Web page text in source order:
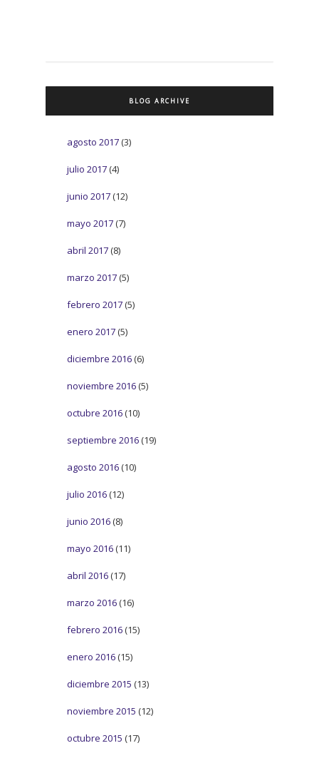
BLOG ARCHIVE
agosto 2017 (3)
julio 2017 (4)
junio 2017 (12)
mayo 2017 (7)
abril 2017 (8)
marzo 2017 (5)
febrero 2017 (5)
enero 2017 (5)
diciembre 2016 (6)
noviembre 2016 (5)
octubre 2016 (10)
septiembre 2016 (19)
agosto 2016 (10)
julio 2016 (12)
junio 2016 (8)
mayo 2016 (11)
abril 2016 (17)
marzo 2016 (16)
febrero 2016 (15)
enero 2016 (15)
diciembre 2015 (13)
noviembre 2015 (12)
octubre 2015 (17)